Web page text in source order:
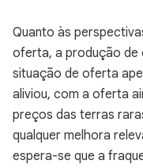
Quanto às
oferta, a produção de
situação de oferta
aliviou, com a oferta
preços das terras
qualquer melhora
espera-se que a